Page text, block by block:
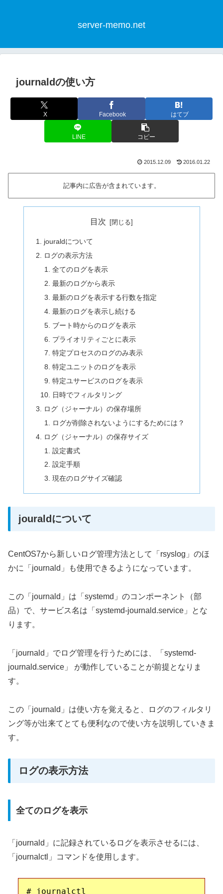
server-memo.net
journaldの使い方
X Facebook はてブ
LINE コピー
2015.12.09 2016.01.22
記事内に広告が含まれています。
目次
jouraldについて
ログの表示方法
全てのログを表示
最新のログから表示
最新のログを表示する行数を指定
最新のログを表示し続ける
ブート時からのログを表示
プライオリティごとに表示
特定プロセスのログのみ表示
特定ユニットのログを表示
特定ユサービスのログを表示
日時でフィルタリング
ログ（ジャーナル）の保存場所
ログが削除されないようにするためには？
ログ（ジャーナル）の保存サイズ
設定書式
設定手順
現在のログサイズ確認
jouraldについて
CentOS7から新しいログ管理方法として「rsyslog」のほ
かに「journald」も使用できるようになっています。
この「journald」は「systemd」のコンポーネント（部
品）で、サービス名は「systemd-journald.service」とな
ります。
「journald」でログ管理を行うためには、「systemd-
journald.service」 が動作していることが前提となりま
す。
この「journald」は使い方を覚えると、ログのフィルタリ
ング等が出来てとても便利なので使い方を説明していきま
す。
ログの表示方法
全てのログを表示
「journald」に記録されているログを表示させるには、
「journalctl」コマンドを使用します。